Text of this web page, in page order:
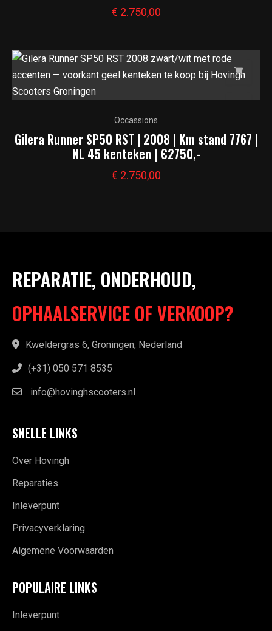
€ 2.750,00
Occassions
Gilera Runner SP50 RST | 2008 | Km stand 7767 |
NL 45 kenteken | €2750,-
€ 2.750,00
REPARATIE, ONDERHOUD,
OPHAALSERVICE OF VERKOOP?
Kweldergras 6, Groningen, Nederland
(+31) 050 571 8535
info@hovinghscooters.nl
SNELLE LINKS
Over Hovingh
Reparaties
Inleverpunt
Privacyverklaring
Algemene Voorwaarden
POPULAIRE LINKS
Inleverpunt